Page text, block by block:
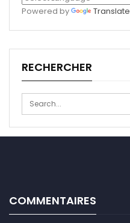
Powered by Translate
RECHERCHER
COMMENTAIRES